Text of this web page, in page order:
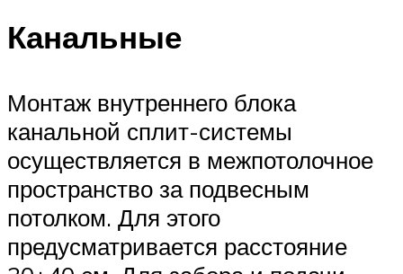
Канальные
Монтаж внутреннего блока
канальной сплит-системы
осуществляется в межпотолочное
пространство за подвесным
потолком. Для этого
предусматривается расстояние